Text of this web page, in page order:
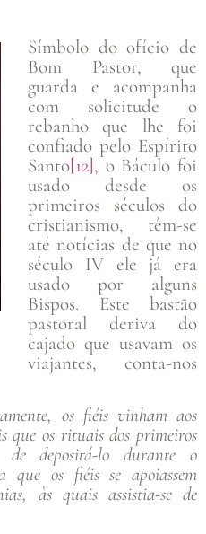
Símbolo do ofício de
Bom Pastor, que
guarda e acompanha
com solicitude o
rebanho que lhe foi
confiado pelo Espírito
Santo[12], o Báculo foi
usado desde os
primeiros séculos do
cristianismo, têm-se
até notícias de que no
século IV ele já era
usado por alguns
Bispos. Este bastão
pastoral deriva do
cajado que usavam os
viajantes, conta-nos
os fiéis vinham aos
que os rituais dos primeiros
de depositá-lo durante o
que os fiéis se apoiassem
às quais assistia-se de